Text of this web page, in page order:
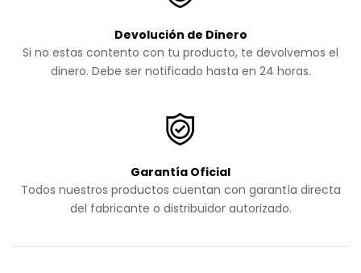
Devolución de Dinero
Si no estas contento con tu producto, te devolvemos el
dinero. Debe ser notificado hasta en 24 horas.
Garantía Oficial
Todos nuestros productos cuentan con garantía directa
del fabricante o distribuidor autorizado.